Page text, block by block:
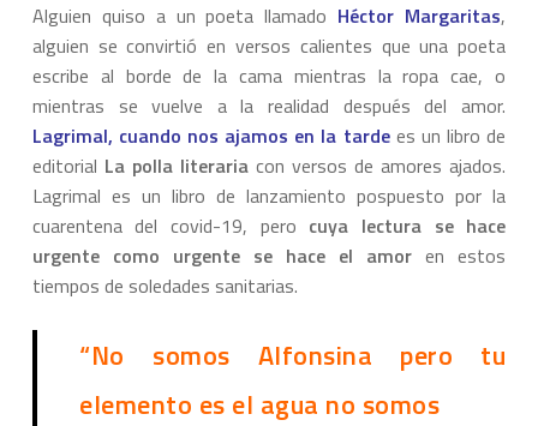
Alguien quiso a un poeta llamado Héctor Margaritas,
alguien se convirtió en versos calientes que una poeta
escribe al borde de la cama mientras la ropa cae, o
mientras se vuelve a la realidad después del amor.
Lagrimal, cuando nos ajamos en la tardees un libro de
editorial La polla literariacon versos de amores ajados.
Lagrimal es un libro de lanzamiento pospuesto por la
cuarentena del covid-19, pero cuya lectura se hace
urgente como urgente se hace el amor en estos
tiempos de soledades sanitarias.
“No somos Alfonsina pero tu
elemento es el agua no somos